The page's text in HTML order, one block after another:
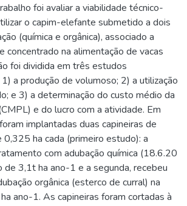
foi avaliar a viabilidade técnico-
o capim-elefante submetido a dois
(química e orgânica), associado a
concentrado na alimentação de vacas
foi dividida em três estudos
a produção de volumoso; 2) a utilização
e 3) a determinação do custo médio da
e do lucro com a atividade. Em
implantadas duas capineiras de
ha cada (primeiro estudo): a
com adubação química (18.6.20
de 3,1t ha ano-1 e a segunda, recebeu
orgânica (esterco de curral) na
ano-1. As capineiras foram cortadas à